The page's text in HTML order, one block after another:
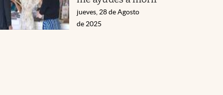
jueves, 28 de Agosto
de 2025